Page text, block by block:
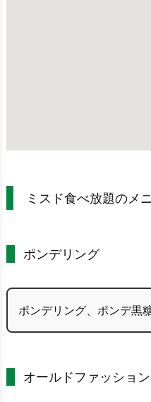
ミスド食べ放題のメ
ポンデリング
ポンデリング、ポンデ黒
オールドファッション